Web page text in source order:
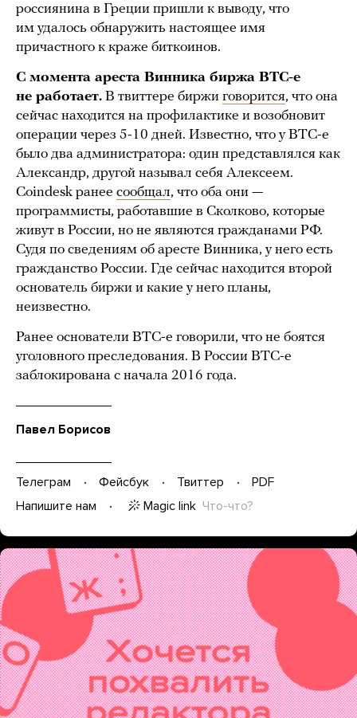
россиянина в Греции пришли к выводу, что
им удалось обнаружить настоящее имя
причастного к краже биткоинов.
С момента ареста Винника биржа BTC-e
не работает. В твиттере биржи говорится, что она
сейчас находится на профилактике и возобновит
операции через 5-10 дней. Известно, что у BTC-e
было два администратора: один представлялся как
Александр, другой называл себя Алексеем.
Coindesk ранее сообщал, что оба они —
программисты, работавшие в Сколково, которые
живут в России, но не являются гражданами РФ.
Судя по сведениям об аресте Винника, у него есть
гражданство России. Где сейчас находится второй
основатель биржи и какие у него планы,
неизвестно.
Ранее основатели BTC-e говорили, что не боятся
уголовного преследования. В России BTC-e
заблокирована с начала 2016 года.
Павел Борисов
Телеграм Фейсбук Твиттер
PDF
Напишите нам
Magic link Что-что?